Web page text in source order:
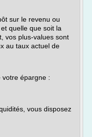
sur le revenu ou
quelle que soit la
vos plus-values sont
au taux actuel de
votre épargne :
vous disposez